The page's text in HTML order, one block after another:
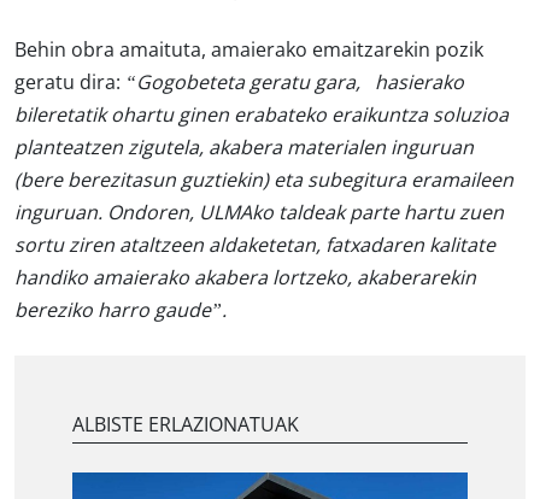
Behin obra amaituta, amaierako emaitzarekin pozik
geratu dira: “Gogobeteta geratu gara, hasierako
bileretatik ohartu ginen erabateko eraikuntza soluzioa
planteatzen zigutela, akabera materialen inguruan
(bere berezitasun guztiekin) eta subegitura eramaileen
inguruan. Ondoren, ULMAko taldeak parte hartu zuen
sortu ziren ataltzeen aldaketetan, fatxadaren kalitate
handiko amaierako akaberalortzeko, akaberarekin
bereziko harro gaude”.
ALBISTE ERLAZIONATUAK